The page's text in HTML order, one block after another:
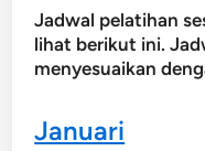
Jadwal pelatihan
lihat berikut ini.
menyesuaikan
Januari